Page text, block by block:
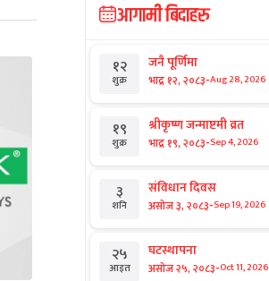
आगामी बिदाहरु
१२
शुक्र
जनै पूर्णिमा
भाद्र १२, २०८३-Aug 28, 2026
१९
शुक्र
श्रीकृष्ण जन्माष्टमी व्रत
भाद्र १९, २०८३-Sep 4, 2026
३
शनि
संविधान दिवस
असोज ३, २०८३-Sep 19, 2026
२५
आइत
घटस्थापना
असोज २५, २०८३-Oct 11, 2026